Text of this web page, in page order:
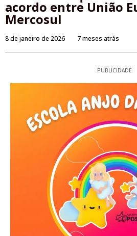
acordo entre União
Mercosul
8 de janeiro de 2026 7 meses atrás
PUBLICIDADE